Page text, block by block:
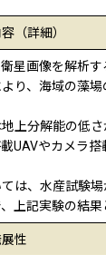
（詳細）
星画像を解析
り、海域の藻
上分解能の低
UAVやカメラ
は、水産試験
上記実験の結果
性